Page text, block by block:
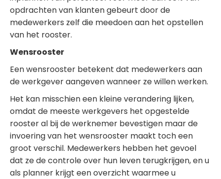
opdrachten van klanten gebeurt door de
medewerkers zelf die meedoen aan het opstellen
van het rooster.
Wensrooster
Een wensrooster betekent dat medewerkers aan
de werkgever aangeven wanneer ze willen werken.
Het kan misschien een kleine verandering lijken,
omdat de meeste werkgevers het opgestelde
rooster al bij de werknemer bevestigen maar de
invoering van het wensrooster maakt toch een
groot verschil. Medewerkers hebben het gevoel
dat ze de controle over hun leven terugkrijgen, en u
als planner krijgt een overzicht waarmee u